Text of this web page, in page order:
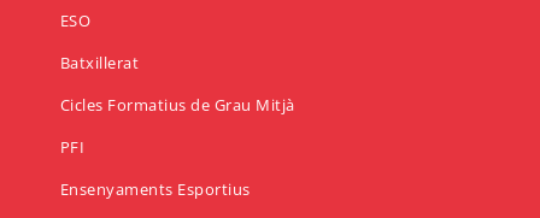
ESO
Batxillerat
Cicles Formatius de Grau Mitjà
PFI
Ensenyaments Esportius